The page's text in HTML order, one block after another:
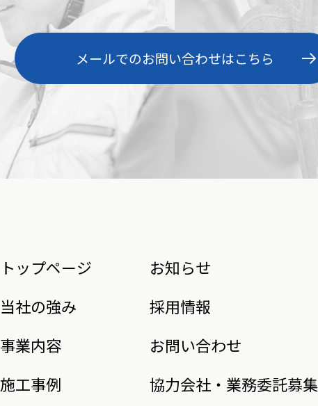
メールでのお問い合わせはこちら
トップページ
当社の強み
事業内容
施工事例
お知らせ
採用情報
お問い合わせ
協力会社・業務委託募集